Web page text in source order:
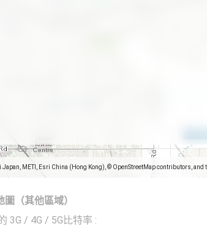
Japan, METI, Esri China (Hong Kong), © OpenStreetMap contributors,
（其他區域）
3G / 4G / 5G比特率 :